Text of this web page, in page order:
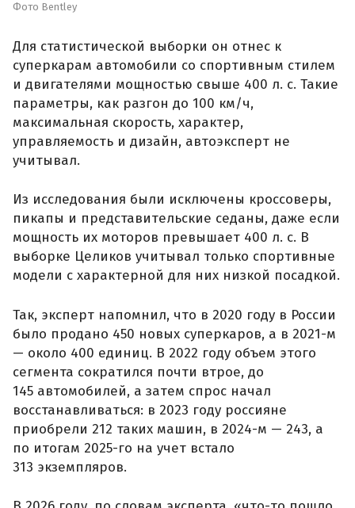
Фото Bentley
Для статистической выборки он отнес к
суперкарам автомобили со спортивным стилем
и двигателями мощностью свыше 400 л. с. Такие
параметры, как разгон до 100 км/ч,
максимальная скорость, характер,
управляемость и дизайн, автоэксперт не
учитывал.
Из исследования были исключены кроссоверы,
пикапы и представительские седаны, даже если
мощность их моторов превышает 400 л. с. В
выборке Целиков учитывал только спортивные
модели с характерной для них низкой посадкой.
Так, эксперт напомнил, что в 2020 году в России
было продано 450 новых суперкаров, а в 2021-м
— около 400 единиц. В 2022 году объем этого
сегмента сократился почти втрое, до
145 автомобилей, а затем спрос начал
восстанавливаться: в 2023 году россияне
приобрели 212 таких машин, в 2024-м — 243, а
по итогам 2025-го на учет встало
313 экземпляров.